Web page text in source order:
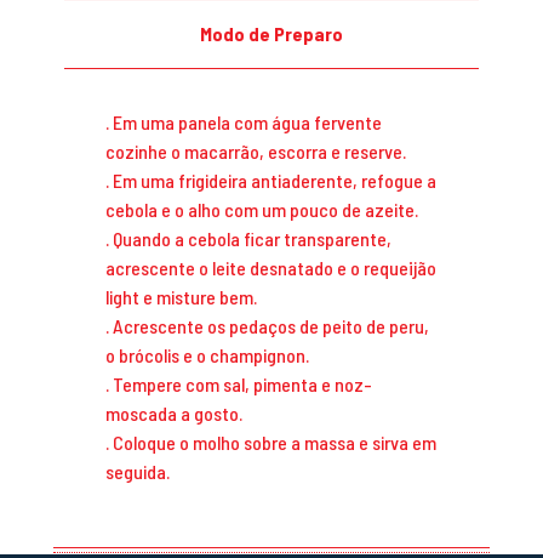
Modo de Preparo
. Em uma panela com água fervente
cozinhe o macarrão, escorra e reserve.
. Em uma frigideira antiaderente, refogue a
cebola e o alho com um pouco de azeite.
. Quando a cebola ficar transparente,
acrescente o leite desnatado e o requeijão
light e misture bem.
. Acrescente os pedaços de peito de peru,
o brócolis e o champignon.
. Tempere com sal, pimenta e noz-
moscada a gosto.
. Coloque o molho sobre a massa e sirva em
seguida.